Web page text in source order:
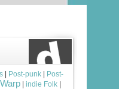
Post-punk
Post-
Warp indie Folk